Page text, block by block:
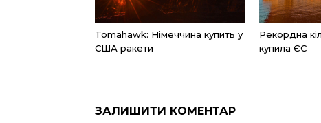
Tomahawk: Німеччина купить у
США ракети
Рекордна
купила ЄС
ЗАЛИШИТИ КОМЕНТАР